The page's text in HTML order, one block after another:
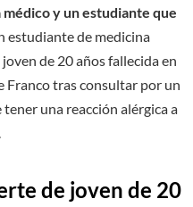
y un estudiante que
estudiante de medicina
de 20 años fallecida en
tras consultar por un
una reacción alérgica a
de joven de 20